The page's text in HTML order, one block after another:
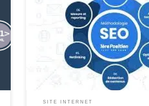
L’importance de l’optimisation d’un
améliorer son efficacité De nos jours,
est essentiel pour toute entreprise
développer et à atteindre un public
Cependant, il ne suffit pas d’avoir
web ; il est tout aussi important de […]
SITE INTERNET